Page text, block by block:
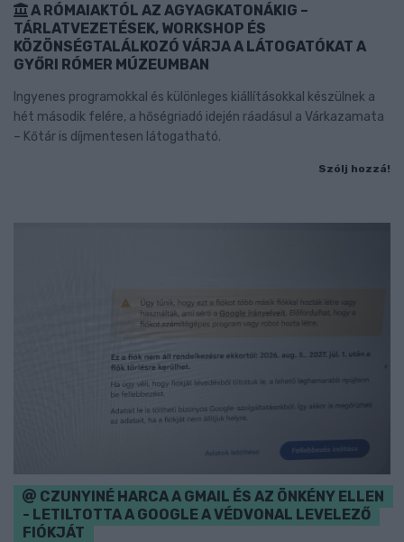
A RÓMAIAKTÓL AZ AGYAGKATONÁKIG –
TÁRLATVEZETÉSEK, WORKSHOP ÉS
KÖZÖNSÉGTALÁLKOZÓ VÁRJA A LÁTOGATÓKAT A
GYŐRI RÓMER MÚZEUMBAN
Ingyenes programokkal és különleges kiállításokkal készülnek a
hét második felére, a hőségriadó idején ráadásul a Várkazamata
– Kőtár is díjmentesen látogatható.
Szólj hozzá!
CZUNYINÉ HARCA A GMAIL ÉS AZ ÖNKÉNY ELLEN
- LETILTOTTA A GOOGLE A VÉDVONAL LEVELEZŐ
FIÓKJÁT